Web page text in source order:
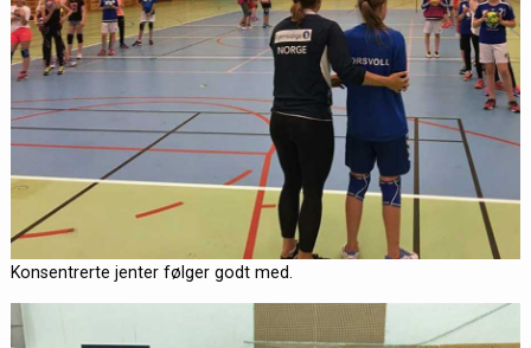
Konsentrerte jenter følger godt med.